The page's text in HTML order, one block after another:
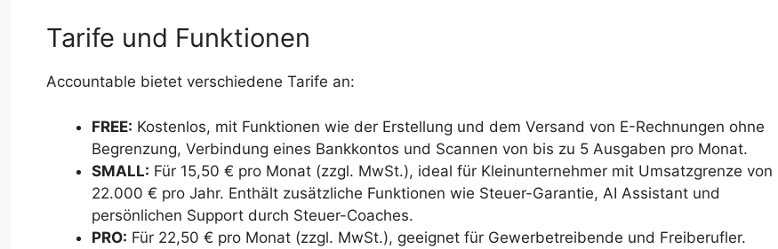
Tarife und Funktionen
Accountable bietet verschiedene Tarife an:
FREE: Kostenlos, mit Funktionen wie der Erstellung und dem Versand von E-Rechnungen ohne
Begrenzung, Verbindung eines Bankkontos und Scannen von bis zu 5 Ausgaben pro Monat.
SMALL: Für 15,50 € pro Monat (zzgl. MwSt.), ideal für Kleinunternehmer mit Umsatzgrenze von
22.000 € pro Jahr. Enthält zusätzliche Funktionen wie Steuer-Garantie, AI Assistant und
persönlichen Support durch Steuer-Coaches.
PRO: Für 22,50 € pro Monat (zzgl. MwSt.), geeignet für Gewerbetreibende und Freiberufler.